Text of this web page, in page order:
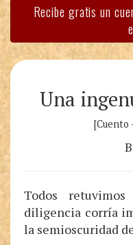
Recibe gratis un
Una
[Cuento
Todos
diligencia corría
la semioscuridad